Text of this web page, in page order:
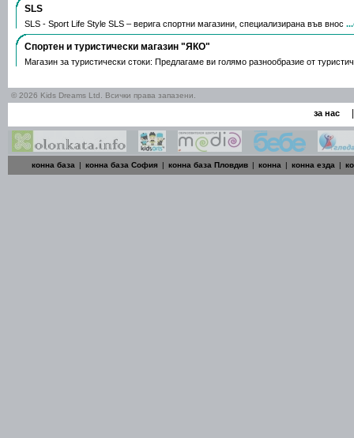
SLS
SLS - Sport Life Style SLS – верига спортни магазини, специализирана във внос
Спортен и туристически магазин "ЯКО"
Магазин за туристически стоки: Предлагаме ви голямо разнообразие от
© 2026 Kids Dreams Ltd. Всички права запазени.
за нас |
конна база | конна база София | конна база Пловдив | конна | конна езда |